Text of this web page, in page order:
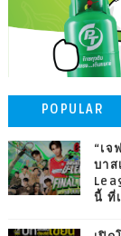
POPULAR
“เ
บา
นี้ ที่